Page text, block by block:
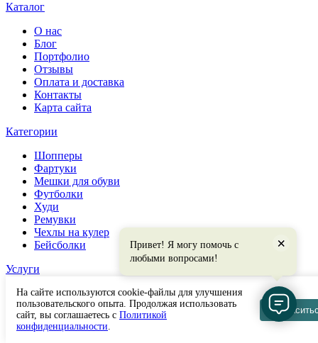
Каталог
О нас
Блог
Портфолио
Отзывы
Оплата и доставка
Контакты
Карта сайта
Категории
Шопперы
Фартуки
Мешки для обуви
Футболки
Худи
Ремувки
Чехлы на кулер
Бейсболки
Услуги
Машинная вышивка
Брендирование
Печать на одежде
Шелкотрансферная печать
На сайте используются cookie-файлы для улучшения
пользовательского опыта. Продолжая использовать
сайт, вы соглашаетесь с Политикой
конфиденциальности.
Привет! Я могу помочь с
любыми вопросами!
×